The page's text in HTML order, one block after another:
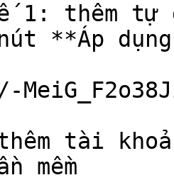
1: thêm
nút **Áp
tài
mềm